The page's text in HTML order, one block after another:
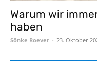
Warum wir
haben
Sönke Roever - 23. Oktober